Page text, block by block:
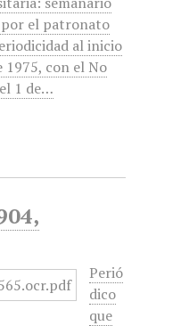
el patronato
al inicio
1975, con el No
1 de…
Perió
dico
que